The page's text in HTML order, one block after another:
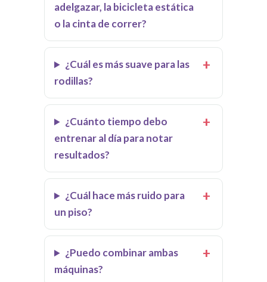
adelgazar, la bicicleta estática
o la cinta de correr?
¿Cuál es más suave para las
rodillas?
¿Cuánto tiempo debo
entrenar al día para notar
resultados?
¿Cuál hace más ruido para
un piso?
¿Puedo combinar ambas
máquinas?